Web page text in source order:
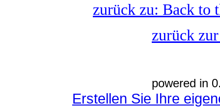
zurück zu: Back to
zurück
powered in
Erstellen Sie Ihre